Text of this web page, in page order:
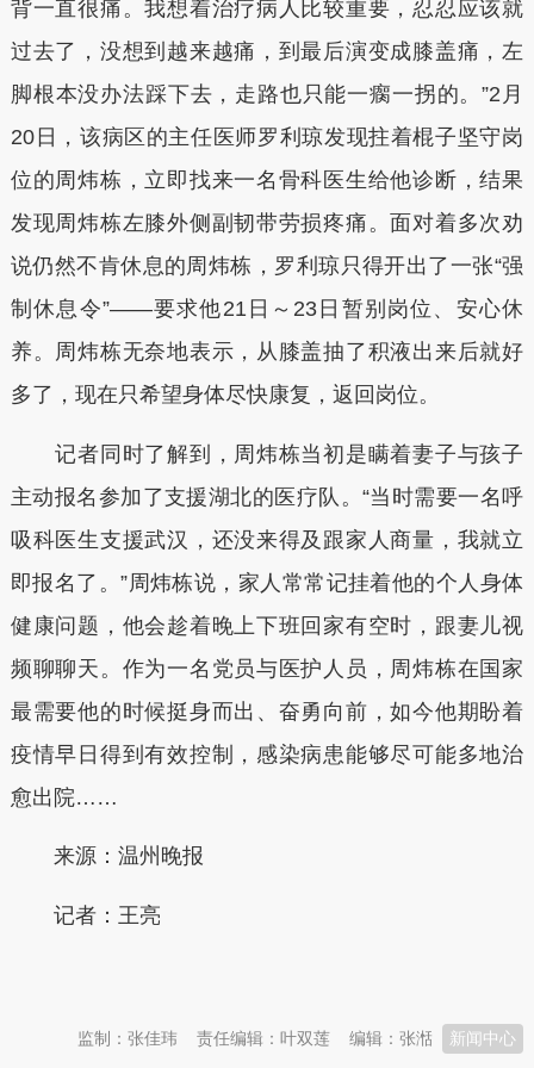
背一直很痛。我想着治疗病人比较重要，忍忍应该就
过去了，没想到越来越痛，到最后演变成膝盖痛，左
脚根本没办法踩下去，走路也只能一瘸一拐的。”2月
20日，该病区的主任医师罗利琼发现拄着棍子坚守岗
位的周炜栋，立即找来一名骨科医生给他诊断，结果
发现周炜栋左膝外侧副韧带劳损疼痛。面对着多次劝
说仍然不肯休息的周炜栋，罗利琼只得开出了一张“强
制休息令”——要求他21日～23日暂别岗位、安心休
养。周炜栋无奈地表示，从膝盖抽了积液出来后就好
多了，现在只希望身体尽快康复，返回岗位。
记者同时了解到，周炜栋当初是瞒着妻子与孩子
主动报名参加了支援湖北的医疗队。“当时需要一名呼
吸科医生支援武汉，还没来得及跟家人商量，我就立
即报名了。”周炜栋说，家人常常记挂着他的个人身体
健康问题，他会趁着晚上下班回家有空时，跟妻儿视
频聊聊天。作为一名党员与医护人员，周炜栋在国家
最需要他的时候挺身而出、奋勇向前，如今他期盼着
疫情早日得到有效控制，感染病患能够尽可能多地治
愈出院……
来源：温州晚报
记者：王亮
新闻中心
编辑：张湉
责任编辑：叶双莲
监制：张佳玮